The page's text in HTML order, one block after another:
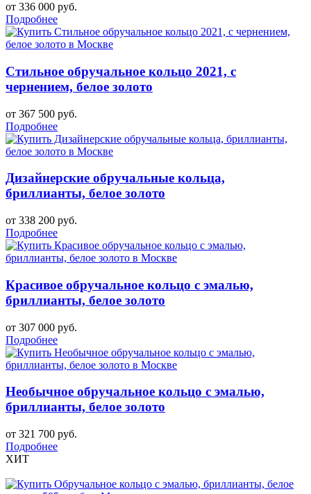
от 336 000 руб.
Подробнее
Стильное обручальное кольцо 2021, с
чернением, белое золото
от 367 500 руб.
Подробнее
Дизайнерские обручальные кольца,
бриллианты, белое золото
от 338 200 руб.
Подробнее
Красивое обручальное кольцо с эмалью,
бриллианты, белое золото
от 307 000 руб.
Подробнее
Необычное обручальное кольцо с эмалью,
бриллианты, белое золото
от 321 700 руб.
Подробнее
ХИТ